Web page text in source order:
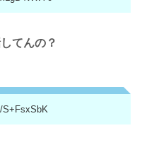
てんの？
S+FsxSbK